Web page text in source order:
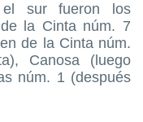
el sur fueron los
la Cinta núm. 7
de la Cinta núm.
Canosa (luego
núm. 1 (después